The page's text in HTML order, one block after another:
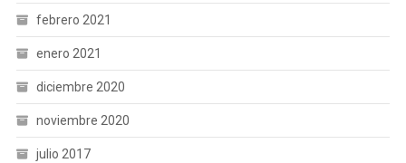
febrero 2021
enero 2021
diciembre 2020
noviembre 2020
julio 2017